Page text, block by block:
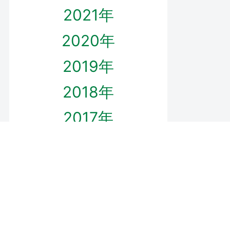
2021年
2020年
2019年
2018年
2017年